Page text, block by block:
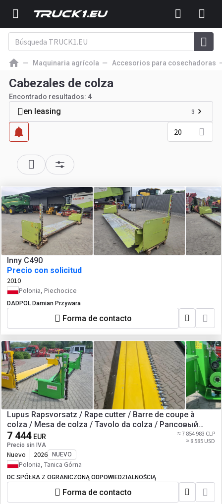
Maquinaria agrícola Accesorios para cosechadoras
Cabezales de colza
Encontrado resultados: 4
en leasing 3
20
Inny C490
Precio con solicitud
2010
Polonia, Piechocice
DADPOL Damian Przywara
Forma de contacto
Lupus Rapsvorsatz / Rape cutter / Barre de coupe à
colza / Mesa de colza / Tavolo da colza / Рапсовый
стол / Stół do rzepaku 6 m
7 444 EUR
Precio sin IVA
≈ 7 854 983 CLP
≈ 8 585 USD
Nuevo 2026 NUEVO
Polonia, Tanica Górna
DC SPÓŁKA Z OGRANICZONĄ ODPOWIEDZIALNOŚCIĄ
Forma de contacto